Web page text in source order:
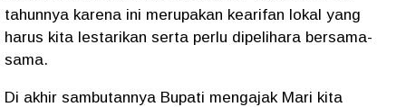
tahunnya karena ini merupakan kearifan lokal yang
harus kita lestarikan serta perlu dipelihara bersama-
sama.
Di akhir sambutannya Bupati mengajak Mari kita